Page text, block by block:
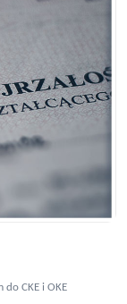
CKE i OKE